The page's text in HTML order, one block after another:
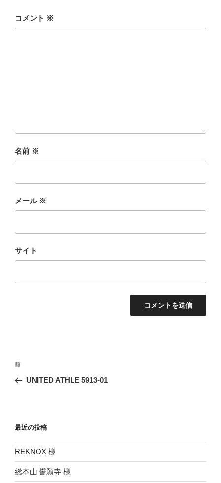
コメント ※
名前 ※
メール ※
サイト
投
ナ
ー
シ
ョ
ン
前
の
前
UNITED ATHLE 5913-01
最近の投稿
REKNOX 様
総本山 誓願寺 様